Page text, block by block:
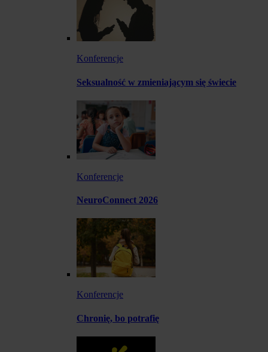
Konferencje
Seksualność w zmieniającym się świecie
Konferencje
NeuroConnect 2026
Konferencje
Chronię, bo potrafię